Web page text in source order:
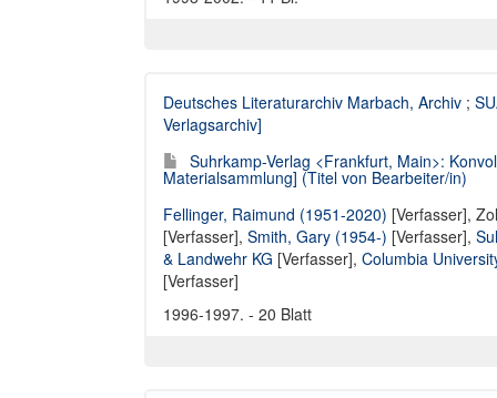
Deutsches Literaturarchiv Marbach, Archiv ;
Verlagsarchiv]
Suhrkamp-Verlag <Frankfurt, Main>:
Materialsammlung] (Titel von Bearbeiter/in)
Fellinger, Raimund (1951-2020) [Verfasser],
[Verfasser], Smith, Gary (1954-) [Verfasser],
& Landwehr KG [Verfasser], Columbia
[Verfasser]
1996-1997. - 20 Blatt